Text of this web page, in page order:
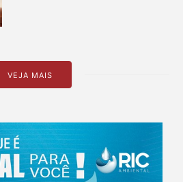
VEJA MAIS